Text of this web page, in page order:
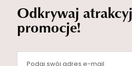
Odkrywaj
promocje!
Podaj swój adres e-mail